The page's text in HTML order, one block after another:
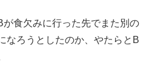
食欠みに行った先でまた別の
なろうとしたのか、やたらとB